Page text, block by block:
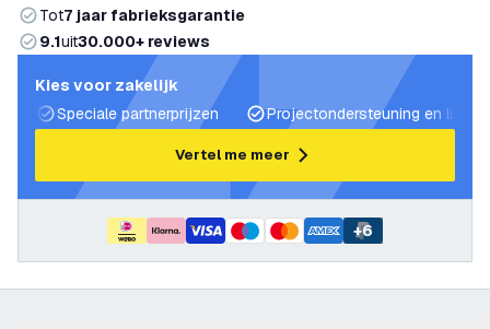
Tot7 jaar fabrieksgarantie
9.1uit30.000+ reviews
Kies voor zakelijk
Speciale partnerprijzen
Projectondersteuning en
Vertel me meer
+6